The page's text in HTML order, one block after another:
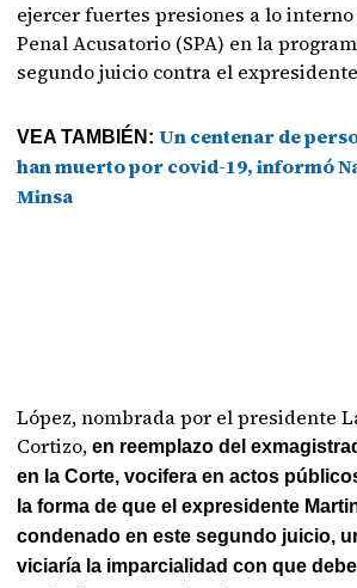
ejercer fuertes presiones a lo
Penal Acusatorio (SPA) en la
segundo juicio contra el
VEA TAMBIÉN:Un centenar de
han muerto por covid-19, informó
Minsa
López, nombrada por el presidente
Cortizo,en reemplazo del
en la Corte, vocifera en actos
la forma de que el expresidente
condenado en este segundo juicio,
viciaría la imparcialidad con que